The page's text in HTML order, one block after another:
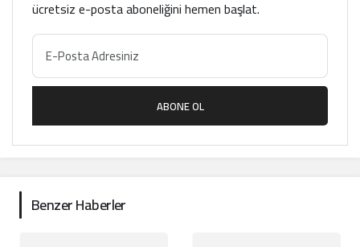
ücretsiz e-posta aboneliğini hemen başlat.
ABONE OL
Benzer Haberler